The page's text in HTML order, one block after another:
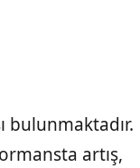
bulunmaktadır.
artış,